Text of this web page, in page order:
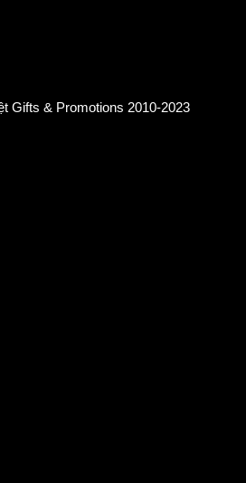
Gifts & Promotions 2010-2023